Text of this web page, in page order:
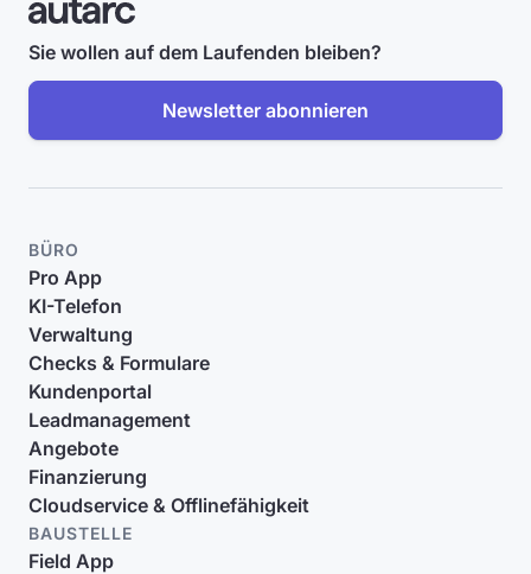
Sie wollen auf dem Laufenden bleiben?
Newsletter abonnieren
BÜRO
Pro App
KI-Telefon
Verwaltung
Checks & Formulare
Kundenportal
Leadmanagement
Angebote
Finanzierung
Cloudservice & Offlinefähigkeit
BAUSTELLE
Field App